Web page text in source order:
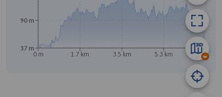
0 m 1.7 km 3.5 km 5.3 km 7.1 km
37 m
90 m